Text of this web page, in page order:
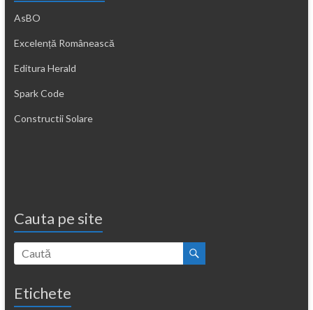
AsBO
Excelență Românească
Editura Herald
Spark Code
Constructii Solare
Cauta pe site
Etichete